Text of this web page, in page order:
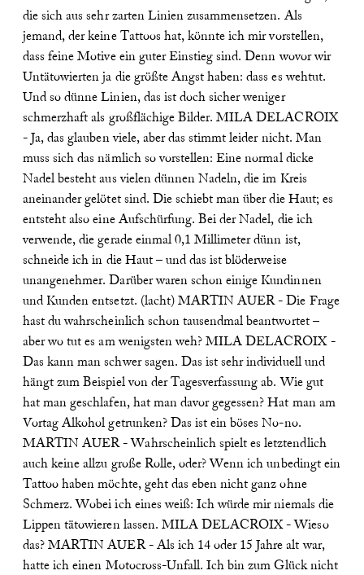
die sich aus sehr zarten Linien zusammensetzen. Als
jemand, der keine Tattoos hat, könnte ich mir vorstellen,
dass feine Motive ein guter Einstieg sind. Denn wovor wir
Untätowierten ja die größte Angst haben: dass es wehtut.
Und so dünne Linien, das ist doch sicher weniger
schmerzhaft als großflächige Bilder. MILA DELACROIX
- Ja, das glauben viele, aber das stimmt leider nicht. Man
muss sich das nämlich so vorstellen: Eine normal dicke
Nadel besteht aus vielen dünnen Nadeln, die im Kreis
aneinander gelötet sind. Die schiebt man über die Haut; es
entsteht also eine Aufschürfung. Bei der Nadel, die ich
verwende, die gerade einmal 0,1 Millimeter dünn ist,
schneide ich in die Haut – und das ist blöderweise
unangenehmer. Darüber waren schon einige Kundinnen
und Kunden entsetzt. (lacht) MARTIN AUER - Die Frage
hast du wahrscheinlich schon tausendmal beantwortet –
aber wo tut es am wenigsten weh? MILA DELACROIX -
Das kann man schwer sagen. Das ist sehr individuell und
hängt zum Beispiel von der Tagesverfassung ab. Wie gut
hat man geschlafen, hat man davor gegessen? Hat man am
Vortag Alkohol getrunken? Das ist ein böses No-no.
MARTIN AUER - Wahrscheinlich spielt es letztendlich
auch keine allzu große Rolle, oder? Wenn ich unbedingt ein
Tattoo haben möchte, geht das eben nicht ganz ohne
Schmerz. Wobei ich eines weiß: Ich würde mir niemals die
Lippen tätowieren lassen. MILA DELACROIX - Wieso
das? MARTIN AUER - Als ich 14 oder 15 Jahre alt war,
hatte ich einen Motocross-Unfall. Ich bin zum Glück nicht